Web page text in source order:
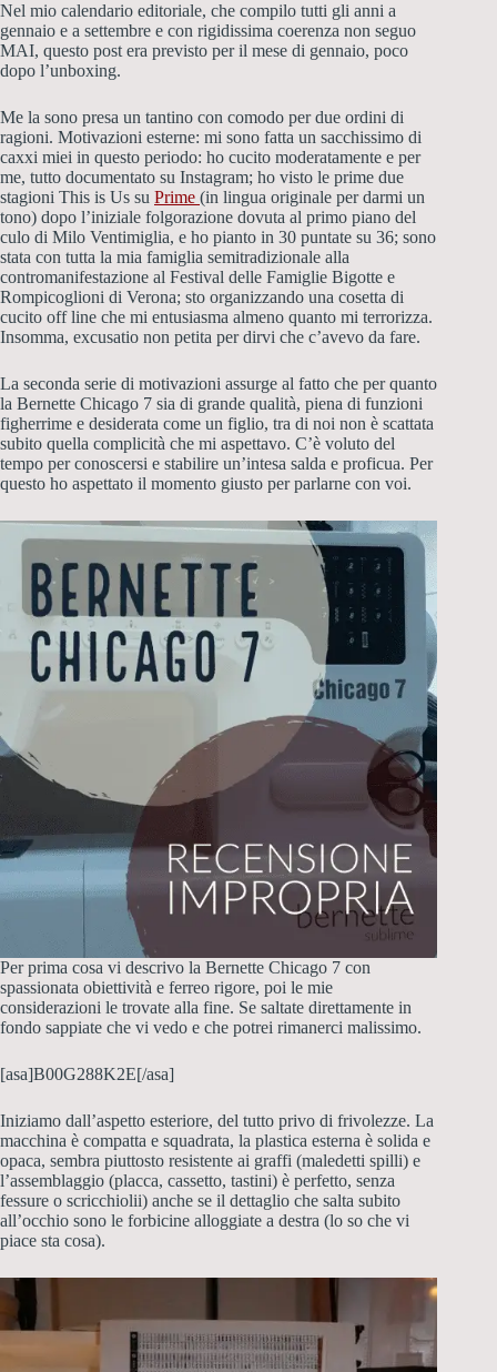
Nel mio calendario editoriale, che compilo tutti gli anni a
gennaio e a settembre e con rigidissima coerenza non seguo
MAI, questo post era previsto per il mese di gennaio, poco
dopo l’unboxing.
Me la sono presa un tantino con comodo per due ordini di
ragioni. Motivazioni esterne: mi sono fatta un sacchissimo di
caxxi miei in questo periodo: ho cucito moderatamente e per
me, tutto documentato su Instagram; ho visto le prime due
stagioni This is Us su Prime (in lingua originale per darmi un
tono) dopo l’iniziale folgorazione dovuta al primo piano del
culo di Milo Ventimiglia, e ho pianto in 30 puntate su 36; sono
stata con tutta la mia famiglia semitradizionale alla
contromanifestazione al Festival delle Famiglie Bigotte e
Rompicoglioni di Verona; sto organizzando una cosetta di
cucito off line che mi entusiasma almeno quanto mi terrorizza.
Insomma, excusatio non petita per dirvi che c’avevo da fare.
La seconda serie di motivazioni assurge al fatto che per quanto
la Bernette Chicago 7 sia di grande qualità, piena di funzioni
figherrime e desiderata come un figlio, tra di noi non è scattata
subito quella complicità che mi aspettavo. C’è voluto del
tempo per conoscersi e stabilire un’intesa salda e proficua. Per
questo ho aspettato il momento giusto per parlarne con voi.
Per prima cosa vi descrivo la Bernette Chicago 7 con
spassionata obiettività e ferreo rigore, poi le mie
considerazioni le trovate alla fine. Se saltate direttamente in
fondo sappiate che vi vedo e che potrei rimanerci malissimo.
[asa]B00G288K2E[/asa]
Iniziamo dall’aspetto esteriore, del tutto privo di frivolezze. La
macchina è compatta e squadrata, la plastica esterna è solida e
opaca, sembra piuttosto resistente ai graffi (maledetti spilli) e
l’assemblaggio (placca, cassetto, tastini) è perfetto, senza
fessure o scricchiolii) anche se il dettaglio che salta subito
all’occhio sono le forbicine alloggiate a destra (lo so che vi
piace sta cosa).